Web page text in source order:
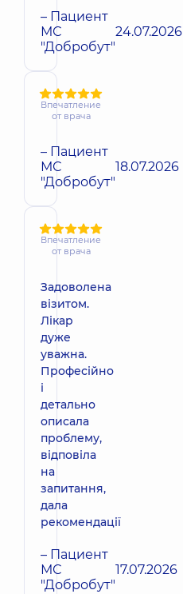
– Пациент
МС
"Добробут"
24.07.2026
Впечатление
от врача
– Пациент
МС
"Добробут"
18.07.2026
Впечатление
от врача
Задоволена
візитом.
Лікар
дуже
уважна.
Професійно
і
детально
описала
проблему,
відповіла
на
запитання,
дала
рекомендації
– Пациент
МС
"Добробут"
17.07.2026